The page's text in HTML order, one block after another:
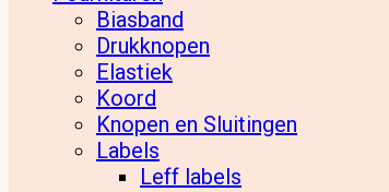
Biasband
Drukknopen
Elastiek
Koord
Knopen en Sluitingen
Labels
Leff labels